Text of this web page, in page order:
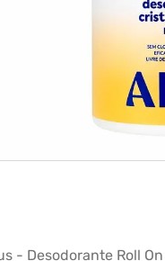
- Desodorante Roll